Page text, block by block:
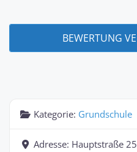
Kategorie: Grundschule
Adresse: Hauptstraße 25